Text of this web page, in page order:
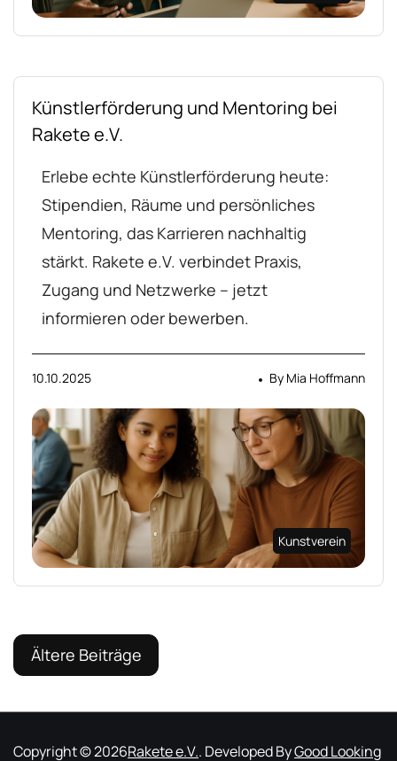
Künstlerförderung und Mentoring bei
Rakete e.V.
Erlebe echte Künstlerförderung heute:
Stipendien, Räume und persönliches
Mentoring, das Karrieren nachhaltig
stärkt. Rakete e.V. verbindet Praxis,
Zugang und Netzwerke – jetzt
informieren oder bewerben.
10.10.2025 By Mia Hoffmann
Kunstverein
Beitragsnavigation
Ältere Beiträge
Copyright © 2026Rakete e.V.. Developed ByGood Looking